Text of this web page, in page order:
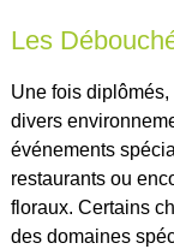
Les
Une fois
divers
événements
restaurants ou
floraux. Certains
des domaines